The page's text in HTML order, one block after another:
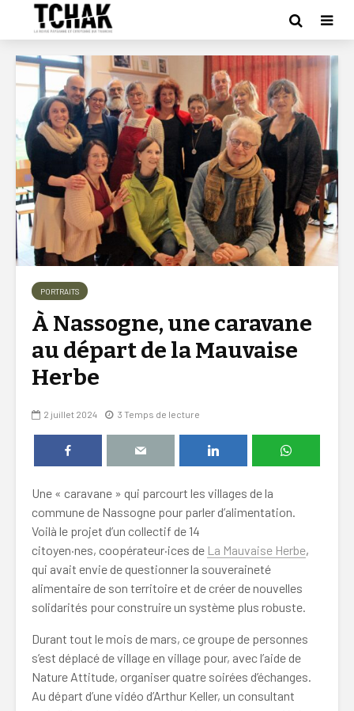
PORTRAITS
À Nassogne, une caravane
au départ de la Mauvaise
Herbe
2 juillet 2024 3 Temps de lecture
Une « caravane » qui parcourt les villages de la
commune de Nassogne pour parler d’alimentation.
Voilà le projet d’un collectif de 14
citoyen·nes, coopérateur·ices de La Mauvaise Herbe,
qui avait envie de questionner la souveraineté
alimentaire de son territoire et de créer de nouvelles
solidarités pour construire un système plus robuste.
Durant tout le mois de mars, ce groupe de personnes
s’est déplacé de village en village pour, avec l’aide de
Nature Attitude, organiser quatre soirées d’échanges.
Au départ d’une vidéo d’Arthur Keller, un consultant